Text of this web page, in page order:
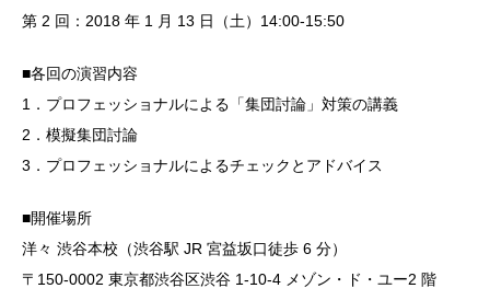
第 2 回：2018 年 1 月 13 日（土）14:00-15:50
■各回の演習内容
1．プロフェッショナルによる「集団討論」対策の講義
2．模擬集団討論
3．プロフェッショナルによるチェックとアドバイス
■開催場所
洋々 渋谷本校（渋谷駅 JR 宮益坂口徒歩 6 分）
〒150-0002 東京都渋谷区渋谷 1-10-4 メゾン・ド・ユー2 階